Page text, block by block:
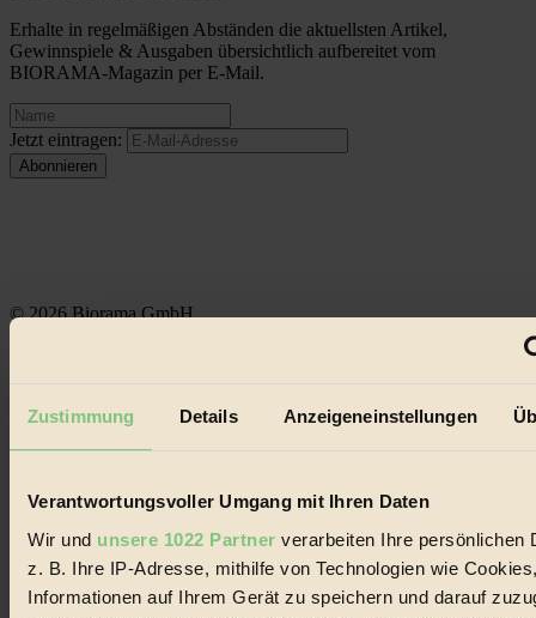
Zustimmung Details Anzeigeneinstellungen
Verantwortungsvoller Umgang mit Ihren Daten
Wir und unsere 1022 Partner verarbeiten Ihre persönlichen
z. B. Ihre IP-Adresse, mithilfe von Technologien wie
Informationen auf Ihrem Gerät zu speichern und darauf
Erhalte in regelmäßigen Abständen die aktuellsten Artikel,
Gewinnspiele & Ausgaben übersichtlich aufbereitet vom
BIORAMA-Magazin per E-Mail.
Jetzt eintragen:
© 2026 Biorama GmbH
Handels mit Bioprodukten, des Fair-Trade sowie der Branche
Social Media
22.601 Fans auf Facebook
3.415 Follower auf Twitter